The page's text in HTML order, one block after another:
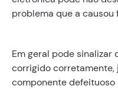
problema que a causou
Em geral pode sinalizar
corrigido corretamente,
componente